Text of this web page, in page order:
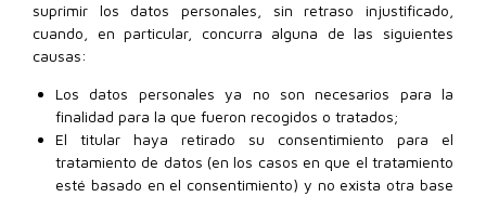
suprimir los datos personales, sin retraso injustificado,
cuando, en particular, concurra alguna de las siguientes
causas:
Los datos personales ya no son necesarios para la
finalidad para la que fueron recogidos o tratados;
El titular haya retirado su consentimiento para el
tratamiento de datos (en los casos en que el tratamiento
esté basado en el consentimiento) y no exista otra base